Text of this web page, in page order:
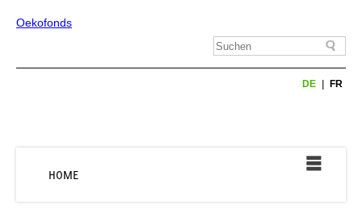
Oekofonds
DE FR
HOME